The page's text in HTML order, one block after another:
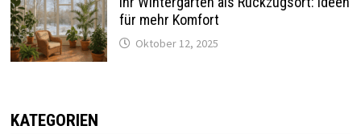
für mehr Komfort
Oktober 12, 2025
KATEGORIEN